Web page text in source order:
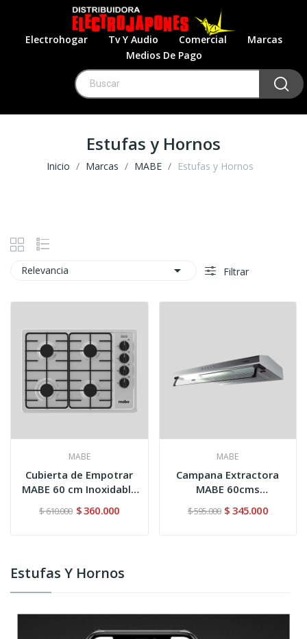
Electrohogar Tv Y Audio Comercial
Marcas
Medios De Pago
Estufas y Hornos
Inicio Marcas MABE Estufas y Hornos
Estufas Y Hornos
Relevancia  Filtrar
MABE
Cubierta de Empotrar
MABE 60 cm Inoxidable
$ 610.000 $ 360.000
MABE
Campana Extractora
MABE 60cms
$ 595.000 $ 345.000